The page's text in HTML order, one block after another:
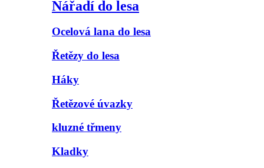
Nářadí do lesa
Ocelová lana do lesa
Řetězy do lesa
Háky
Řetězové úvazky
kluzné třmeny
Kladky